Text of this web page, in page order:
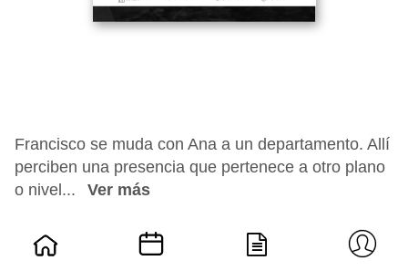
Francisco se muda con Ana a un departamento. Allí
perciben una presencia que pertenece a otro plano
o nivel...
Ver más